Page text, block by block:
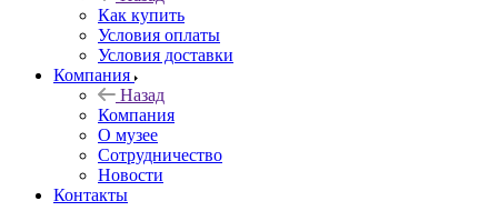
Как купить
Условия оплаты
Условия доставки
Компания
Назад
Компания
О музее
Сотрудничество
Новости
Контакты